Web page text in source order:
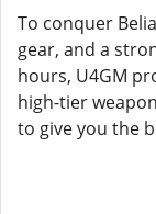
To conquer
gear, and a
hours, U4GM
high-tier
to give you the